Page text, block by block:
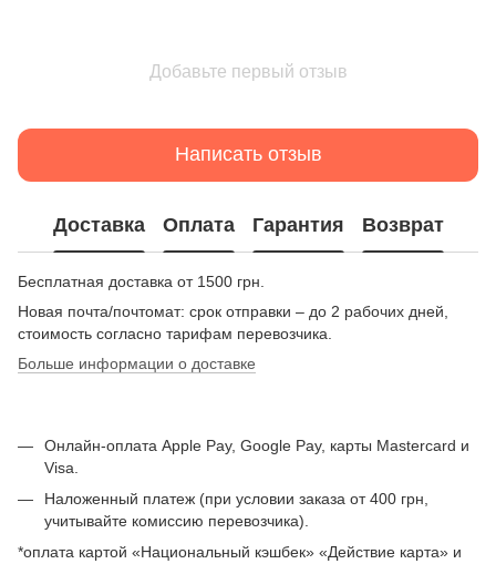
Добавьте первый отзыв
Написать отзыв
Доставка Оплата Гарантия Возврат
Бесплатная доставка от 1500 грн.
Новая почта/почтомат: срок отправки – до 2 рабочих дней,
стоимость согласно тарифам перевозчика.
Больше информации о доставке
Онлайн-оплата Apple Pay, Google Pay, карты Mastercard и
Visa.
Наложенный платеж (при условии заказа от 400 грн,
учитывайте комиссию перевозчика).
*оплата картой «Национальный кэшбек» «Действие карта» и